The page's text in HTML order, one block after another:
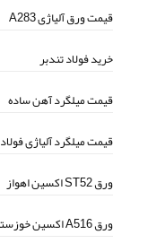
قیمت ورق آلیاژی A283
خرید فولاد تندبر
قیمت میلگرد آهن ساده
قیمت میلگرد آلیاژی فولاد MO40
ورق ST52 اکسین اهواز
ورق A516 اکسین خوزستان